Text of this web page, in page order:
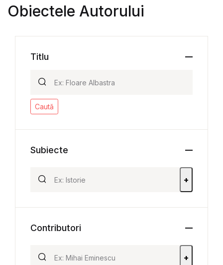
Obiectele Autorului
Titlu
Caută
Subiecte
+
Contributori
+